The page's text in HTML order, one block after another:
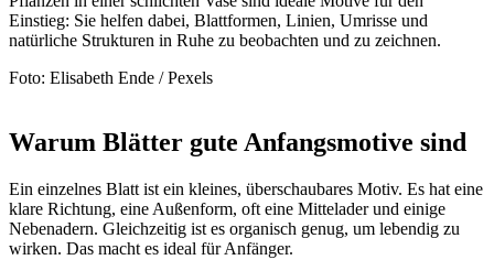
Einstieg: Sie helfen dabei, Blattformen, Linien, Umrisse und
natürliche Strukturen in Ruhe zu beobachten und zu zeichnen.
Foto: Elisabeth Ende / Pexels
Warum Blätter gute Anfangsmotive sind
Ein einzelnes Blatt ist ein kleines, überschaubares Motiv. Es hat eine
klare Richtung, eine Außenform, oft eine Mittelader und einige
Nebenadern. Gleichzeitig ist es organisch genug, um lebendig zu
wirken. Das macht es ideal für Anfänger.